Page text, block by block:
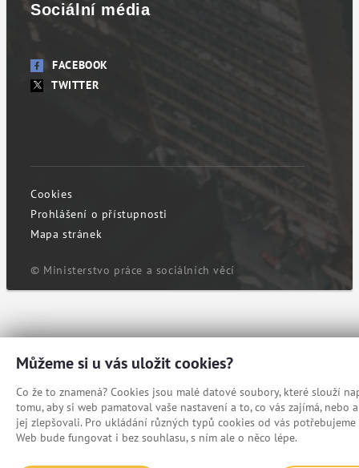
Sociální média
FACEBOOK
TWITTER
Cookies
Prohlášení o přístupnosti
Mapa stránek
© Ministerstvo práce a sociálních věcí
Můžeme si u vás uložit cookies?
Co že to znamená? Cookies jsou malé datové soubory, které slouží
tomu, aby si web pamatoval vaše nastavení a to, co vás zajímá, nebo
jej zlepšovali. Pro ukládání různých typů cookies od vás potřebujeme
Web bude fungovat i bez souhlasu, s ním ale o něco lépe.